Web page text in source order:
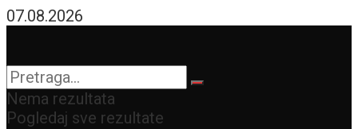
Bobanu
07.08.2026
Nema rezultata
Pogledaj sve rezultate